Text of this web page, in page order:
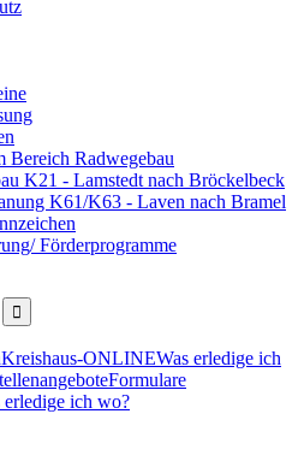
Bereich Radwegebau
K21 - Lamstedt nach Bröckelbeck
K61/K63 - Laven nach Bramel
Förderprogramme
Kreishaus-ONLINEWas erledige ich
Formulare
erledige ich wo?